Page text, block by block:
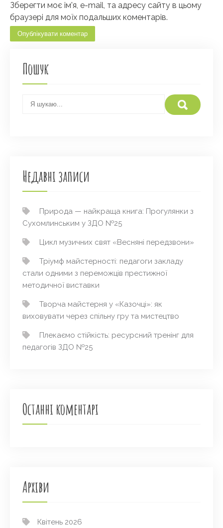
Зберегти моє ім'я, e-mail, та адресу сайту в цьому
браузері для моїх подальших коментарів.
Пошук
Недавні записи
Природа — найкраща книга: Прогулянки з
Сухомлинським у ЗДО №25
Цикл музичних свят «Весняні передзвони»
Тріумф майстерності: педагоги закладу
стали одними з переможців престижної
методичної виставки
Творча майстерня у «Казочці»: як
виховувати через спільну гру та мистецтво
Плекаємо стійкість: ресурсний тренінг для
педагогів ЗДО №25
Останні коментарі
Архіви
Квітень 2026